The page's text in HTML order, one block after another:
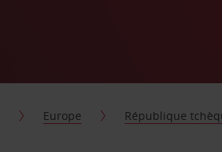
Europe République